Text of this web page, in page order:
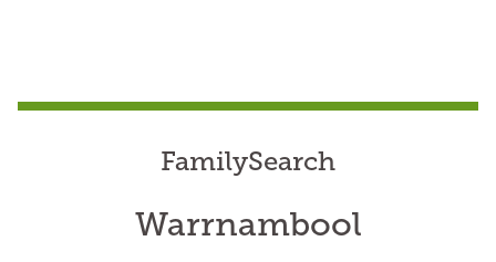
FamilySearch
Warrnambool